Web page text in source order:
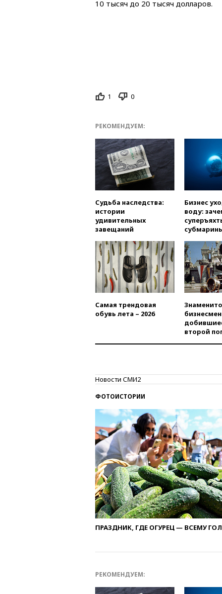
10 тысяч до 20 тысяч долларов.
1 0
РЕКОМЕНДУЕМ:
Судьба наследства:
истории
удивительных
завещаний
Бизнес
воду:
Самая трендовая
обувь лета – 2026
второй
Новости СМИ2
ФОТОИСТОРИИ
ПРАЗДНИК, ГДЕ ОГУРЕЦ — ВСЕМУ
РЕКОМЕНДУЕМ: